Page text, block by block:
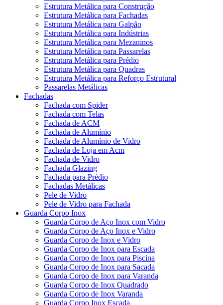
Estrutura Metálica para Construção
Estrutura Metálica para Fachadas
Estrutura Metálica para Galpão
Estrutura Metálica para Indústrias
Estrutura Metálica para Mezaninos
Estrutura Metálica para Passarelas
Estrutura Metálica para Prédio
Estrutura Metálica para Quadras
Estrutura Metálica para Reforço Estrutural
Passarelas Metálicas
Fachadas
Fachada com Spider
Fachada com Telas
Fachada de ACM
Fachada de Alumínio
Fachada de Alumínio de Vidro
Fachada de Loja em Acm
Fachada de Vidro
Fachada Glazing
Fachada para Prédio
Fachadas Metálicas
Pele de Vidro
Pele de Vidro para Fachada
Guarda Corpo Inox
Guarda Corpo de Aço Inox com Vidro
Guarda Corpo de Aço Inox e Vidro
Guarda Corpo de Inox e Vidro
Guarda Corpo de Inox para Escada
Guarda Corpo de Inox para Piscina
Guarda Corpo de Inox para Sacada
Guarda Corpo de Inox para Varanda
Guarda Corpo de Inox Quadrado
Guarda Corpo de Inox Varanda
Guarda Corpo Inox Escada